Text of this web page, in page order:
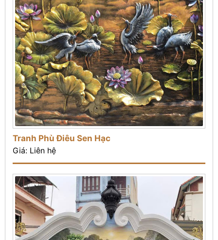
Tranh Phù Điêu Sen Hạc
Giá: Liên hệ